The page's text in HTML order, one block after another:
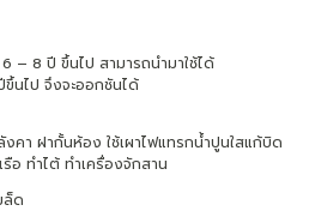
– 8 ปี ขึ้นไป สามารถนำมาใช้ได้
นไป จึงจะออกชันได้
คา ฝากั้นห้อง ใช้เผาไฟแทรกน้ำปูนใสแก้บิด
อ ทำไต้ ทำเครื่องจักสาน
ล็ด